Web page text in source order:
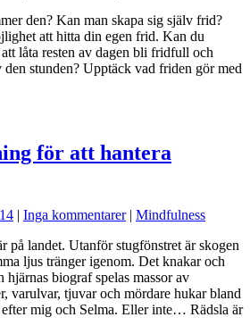
den? Kan man skapa sig själv frid?
att hitta din egen frid. Kan du
låta resten av dagen bli fridfull och
stunden? Upptäck vad friden gör med
för att hantera
| Inga kommentarer| Mindfulness
på landet. Utanför stugfönstret är skogen
ljus tränger igenom. Det knakar och
biograf spelas massor av
varulvar, tjuvar och mördare hukar bland
mig och Selma. Eller inte… Rädsla är